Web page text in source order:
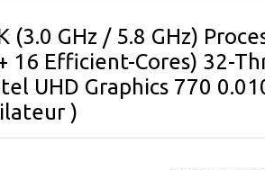
GHz / 5.8 GHz)
16 Efficient-Cores) 32-
UHD Graphics 770
)